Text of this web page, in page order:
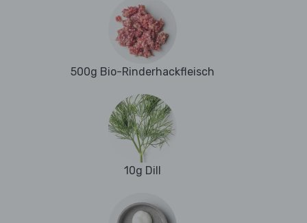
500g Bio-Rinderhackfleisch
10g Dill